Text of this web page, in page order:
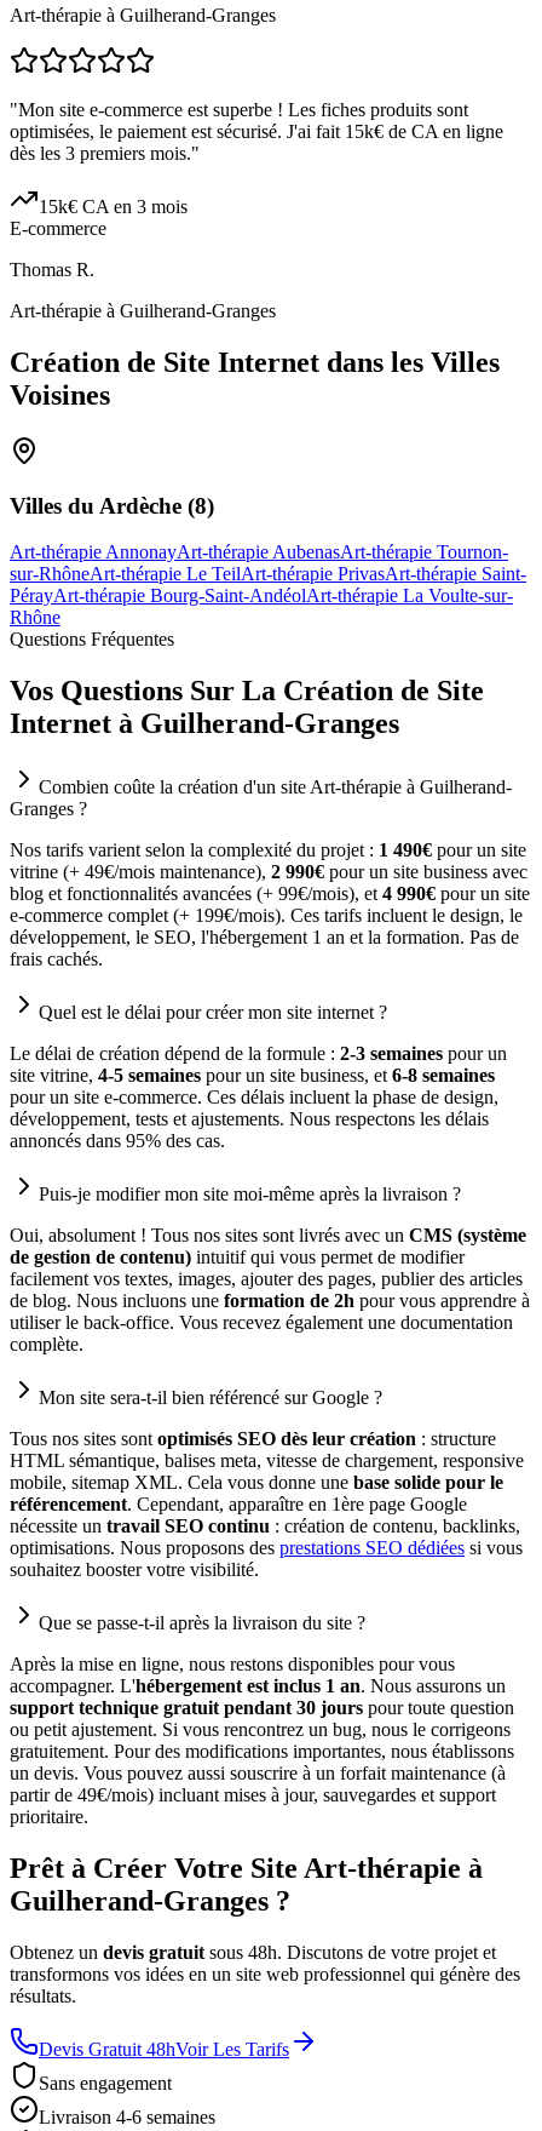
Art-thérapie à Guilherand-Granges
"Mon site e-commerce est superbe ! Les fiches produits sont
optimisées, le paiement est sécurisé. J'ai fait 15k€ de CA en ligne
dès les 3 premiers mois."
15k€ CA en 3 mois
E-commerce
Thomas R.
Art-thérapie à Guilherand-Granges
Création de Site Internet dans les Villes
Voisines
Villes du Ardèche (8)
Art-thérapie AnnonayArt-thérapie AubenasArt-thérapie Tournon-
sur-RhôneArt-thérapie Le TeilArt-thérapie PrivasArt-thérapie Saint-
PérayArt-thérapie Bourg-Saint-AndéolArt-thérapie La Voulte-sur-
Rhône
Questions Fréquentes
Vos Questions Sur La Création de Site
Internet à Guilherand-Granges
Combien coûte la création d'un site Art-thérapie à Guilherand-
Granges ?
Nos tarifs varient selon la complexité du projet : 1 490€ pour un site
vitrine (+ 49€/mois maintenance), 2 990€ pour un site business avec
blog et fonctionnalités avancées (+ 99€/mois), et 4 990€ pour un site
e-commerce complet (+ 199€/mois). Ces tarifs incluent le design, le
développement, le SEO, l'hébergement 1 an et la formation. Pas de
frais cachés.
Quel est le délai pour créer mon site internet ?
Le délai de création dépend de la formule : 2-3 semaines pour un
site vitrine, 4-5 semaines pour un site business, et 6-8 semaines
pour un site e-commerce. Ces délais incluent la phase de design,
développement, tests et ajustements. Nous respectons les délais
annoncés dans 95% des cas.
Puis-je modifier mon site moi-même après la livraison ?
Oui, absolument ! Tous nos sites sont livrés avec un CMS (système
de gestion de contenu) intuitif qui vous permet de modifier
facilement vos textes, images, ajouter des pages, publier des articles
de blog. Nous incluons une formation de 2h pour vous apprendre à
utiliser le back-office. Vous recevez également une documentation
complète.
Mon site sera-t-il bien référencé sur Google ?
Tous nos sites sont optimisés SEO dès leur création : structure
HTML sémantique, balises meta, vitesse de chargement, responsive
mobile, sitemap XML. Cela vous donne une base solide pour le
référencement. Cependant, apparaître en 1ère page Google
nécessite un travail SEO continu : création de contenu, backlinks,
optimisations. Nous proposons des prestations SEO dédiées si vous
souhaitez booster votre visibilité.
Que se passe-t-il après la livraison du site ?
Après la mise en ligne, nous restons disponibles pour vous
accompagner. L'hébergement est inclus 1 an. Nous assurons un
support technique gratuit pendant 30 jours pour toute question
ou petit ajustement. Si vous rencontrez un bug, nous le corrigeons
gratuitement. Pour des modifications importantes, nous établissons
un devis. Vous pouvez aussi souscrire à un forfait maintenance (à
partir de 49€/mois) incluant mises à jour, sauvegardes et support
prioritaire.
Prêt à Créer Votre Site Art-thérapie à
Guilherand-Granges ?
Obtenez un devis gratuit sous 48h. Discutons de votre projet et
transformons vos idées en un site web professionnel qui génère des
résultats.
Devis Gratuit 48hVoir Les Tarifs
Sans engagement
Livraison 4-6 semaines